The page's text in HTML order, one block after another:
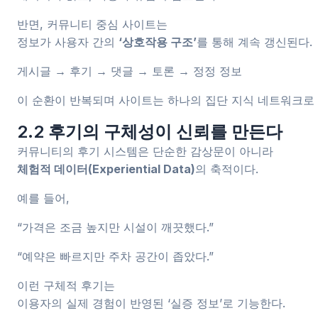
반면, 커뮤니티 중심 사이트는
정보가 사용자 간의 ‘상호작용 구조’를 통해 계속 갱신된다.
게시글 → 후기 → 댓글 → 토론 → 정정 정보
이 순환이 반복되며 사이트는 하나의 집단 지식 네트워크로
2.2 후기의 구체성이 신뢰를 만든다
커뮤니티의 후기 시스템은 단순한 감상문이 아니라
체험적 데이터(Experiential Data)의 축적이다.
예를 들어,
“가격은 조금 높지만 시설이 깨끗했다.”
“예약은 빠르지만 주차 공간이 좁았다.”
이런 구체적 후기는
이용자의 실제 경험이 반영된 ‘실증 정보’로 기능한다.